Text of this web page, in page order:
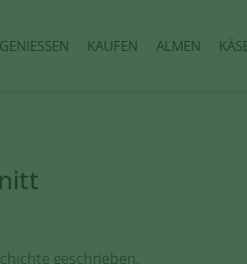
GENIESSEN KAUFEN ALMEN
geschrieben.